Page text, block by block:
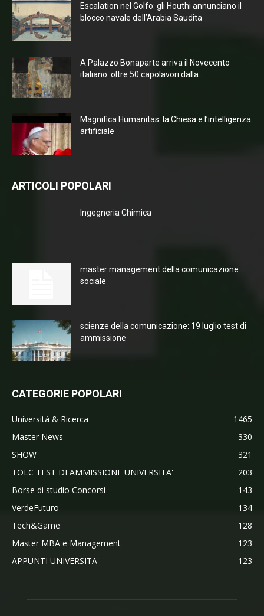
Escalation nel Golfo: gli Houthi annunciano il
blocco navale dell’Arabia Saudita
A Palazzo Bonaparte arriva il Novecento
italiano: oltre 50 capolavori dalla...
Magnifica Humanitas: la Chiesa e l’intelligenza
artificiale
ARTICOLI POPOLARI
Ingegneria Chimica
master management della comunicazione
sociale
scienze della comunicazione: 19 luglio test di
ammissione
CATEGORIE POPOLARI
Università & Ricerca
1465
Master News
330
SHOW
321
TOLC TEST DI AMMISSIONE UNIVERSITA'
203
Borse di studio Concorsi
143
VerdeFuturo
134
Tech&Game
128
Master MBA e Management
123
APPUNTI UNIVERSITA'
123